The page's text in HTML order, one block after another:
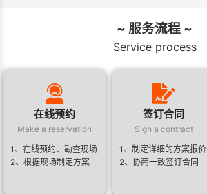
~ 服务流程 ~
Service process
在线预约
Make a reservation
1、在线预约、勘查现场
2、根据现场制定方案
签订合同
Sign a contract
1、制定详细的方案报价
2、协商一致签订合同